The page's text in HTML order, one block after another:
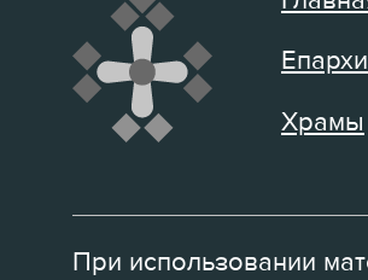
Храмы
При использовании